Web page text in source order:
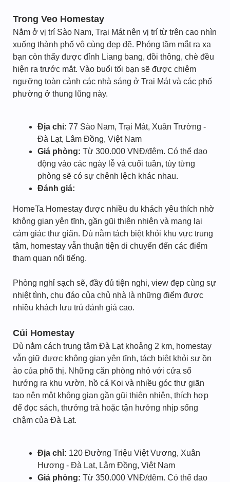
Trong Veo Homestay
Nằm ở vị trí Sào Nam, Trại Mát nên vị trí từ trên cao nhìn
xuống thành phố vô cùng đẹp đẽ. Phóng tầm mắt ra xa
bạn còn thấy được đỉnh Liang bang, đồi thông, chè đều
hiện ra trước mắt. Vào buổi tối bạn sẽ được chiêm
ngưỡng toàn cảnh các nhà sáng ở Trại Mát và các phố
phường ở thung lũng này.
Địa chỉ: 77 Sào Nam, Trại Mát, Xuân Trường -
Đà Lạt, Lâm Đồng, Việt Nam
Giá phòng: Từ 300.000 VNĐ/đêm. Có thể dao
động vào các ngày lễ và cuối tuần, tùy từng
phòng sẽ có sự chênh lệch khác nhau.
Đánh giá:
HomeTa Homestay được nhiều du khách yêu thích nhờ
không gian yên tĩnh, gần gũi thiên nhiên và mang lại
cảm giác thư giãn. Dù nằm tách biệt khỏi khu vực trung
tâm, homestay vẫn thuận tiện di chuyển đến các điểm
tham quan nổi tiếng.
Phòng nghỉ sạch sẽ, đầy đủ tiện nghi, view đẹp cùng sự
nhiệt tình, chu đáo của chủ nhà là những điểm được
nhiều khách lưu trú đánh giá cao.
Củi Homestay
Dù nằm cách trung tâm Đà Lạt khoảng 2 km, homestay
vẫn giữ được không gian yên tĩnh, tách biệt khỏi sự ồn
ào của phố thị. Những căn phòng nhỏ với cửa sổ
hướng ra khu vườn, hồ cá Koi và nhiều góc thư giãn
tạo nên một không gian gần gũi thiên nhiên, thích hợp
để đọc sách, thưởng trà hoặc tận hưởng nhịp sống
chậm của Đà Lạt.
Địa chỉ: 120 Đường Triệu Việt Vương, Xuân
Hương - Đà Lạt, Lâm Đồng, Việt Nam
Giá phòng: Từ 350.000 VNĐ/đêm. Có thể dao